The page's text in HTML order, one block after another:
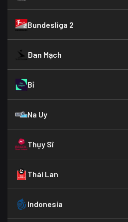
Bundesliga 2
Đan Mạch
Bỉ
Na Uy
Thụy Sĩ
Thái Lan
Indonesia